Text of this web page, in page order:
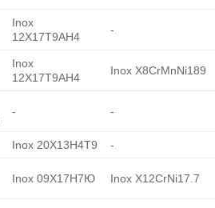
Inox
12X17T9AH4
-
Inox
12X17T9AH4
Inox X8CrMnNi189
- -
Inox 20X13H4T9 -
Inox 09X17H7Ю Inox X12CrNi17.7